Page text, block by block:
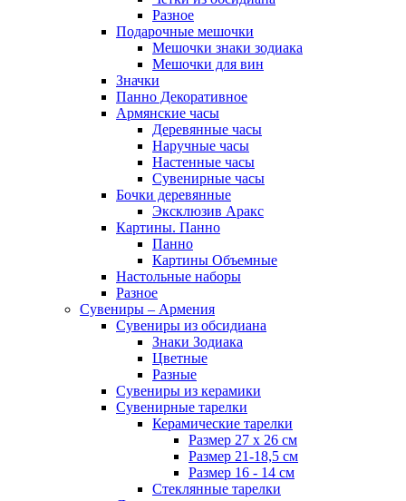
Разное
Подарочные мешочки
Мешочки знаки зодиака
Мешочки для вин
Значки
Панно Декоративное
Армянские часы
Деревянные часы
Наручные часы
Настенные часы
Сувенирные часы
Бочки деревянные
Эксклюзив Аракс
Картины. Панно
Панно
Картины Объемные
Настольные наборы
Разное
Сувениры – Армения
Сувениры из обсидиана
Знаки Зодиака
Цветные
Разные
Сувениры из керамики
Сувенирные тарелки
Керамические тарелки
Размер 27 х 26 см
Размер 21-18,5 см
Размер 16 - 14 см
Стеклянные тарелки